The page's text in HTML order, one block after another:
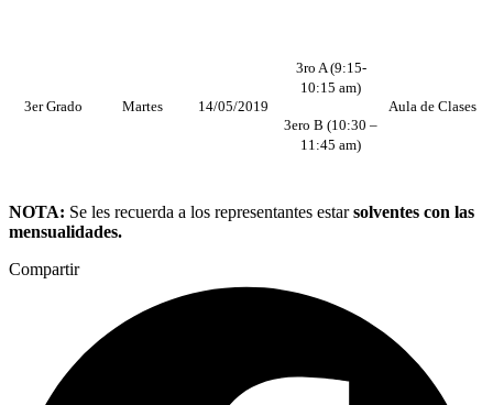
3er Grado Martes 14/05/2019
3ro A (9:15-
10:15 am)
3ero B (10:30 –
11:45 am)
Aula de Clases
NOTA: Se les recuerda a los representantes estarsolventes con las
mensualidades.
Compartir